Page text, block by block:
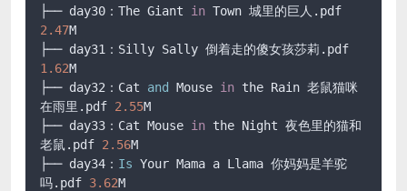
├── day30：The Giant in
2.47M
1.62M
├── day32：Cat and Mouse in the Rain 老鼠猫咪
在雨里.pdf 2.55M
├── day33：Cat Mouse in the Night 夜色里的猫和
老鼠.pdf 2.56M
├── day34： Is Your Mama a Llama 你妈妈是羊驼
吗.pdf 3.62M